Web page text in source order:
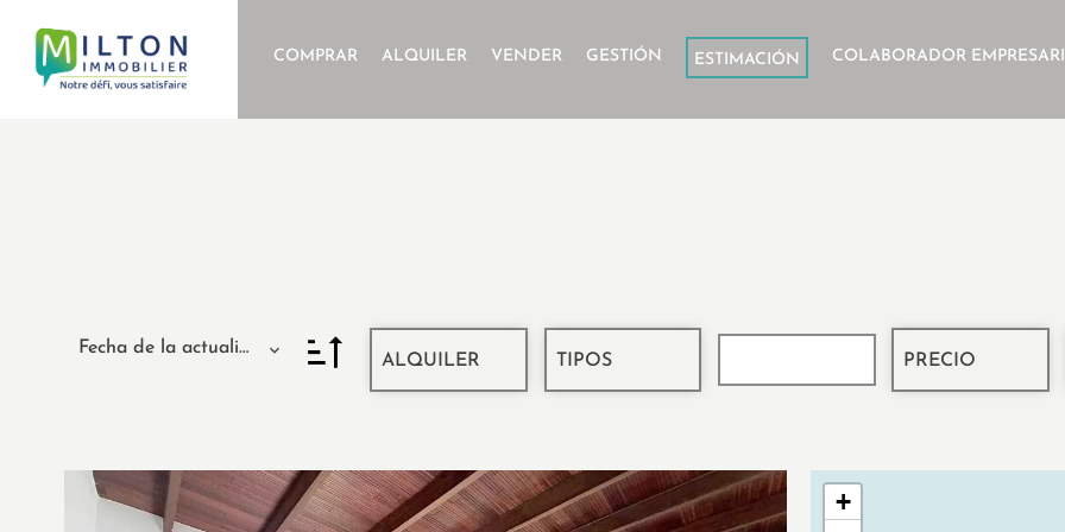
COMPRAR ALQUILER VENDER GESTIÓN ESTIMACIÓN COLABORADOR
Fecha de la actualización
ALQUILER TIPOS PRECIO
+